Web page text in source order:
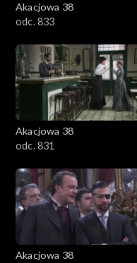
Akacjowa 38
odc. 833
Akacjowa 38
odc. 831
Akacjowa 38